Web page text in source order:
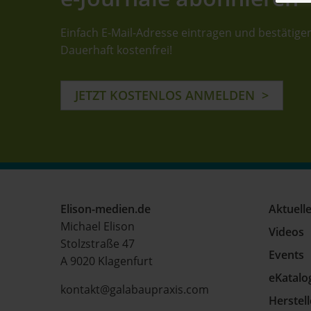
Einfach E-Mail-Adresse eintragen und
Dauerhaft kostenfrei!
JETZT KOSTENLOS ANMELDEN
Elison-medien.de
Michael Elison
Stolzstraße 47
A 9020 Klagenfurt
kontakt@galabaupraxis.com
Videos
Events